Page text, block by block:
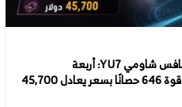
تعرف على فوياه تشيسنج لايت S منافس شاومي YU7: أربعة
مستشعرات ليدار وهواوي ADS 5 وقوة 646 حصانًا بسعر يعادل 45,700